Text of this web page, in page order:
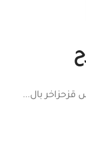
قزحزاخر بال